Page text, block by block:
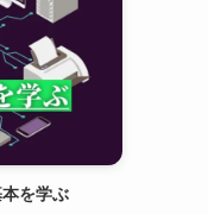
を学ぶ